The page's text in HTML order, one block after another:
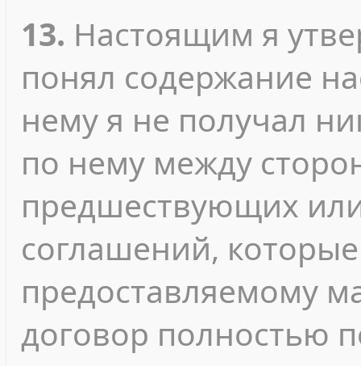
13. Настоящим я
понял содержание
нему я не получал
по нему между
предшествующих
соглашений, которые
предоставляемому
договор полностью